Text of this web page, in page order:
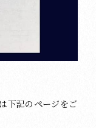
下記のページをご